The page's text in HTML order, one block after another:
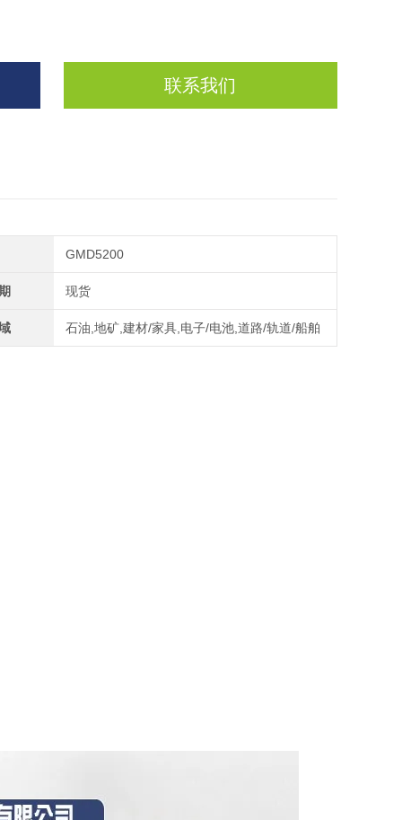
联系我们
GMD5200
现货
石油,地矿,建材/家具,电子/电池,道路/轨道/船舶